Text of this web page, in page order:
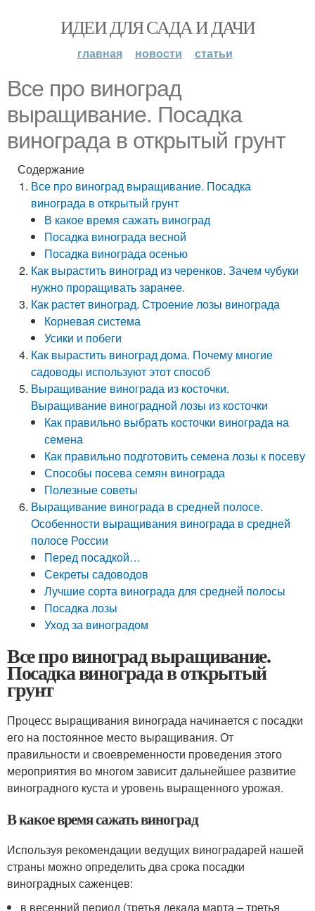
ИДЕИ ДЛЯ САДА И ДАЧИ
главная новости статьи
Все про виноград
выращивание. Посадка
винограда в открытый грунт
Содержание
Все про виноград выращивание. Посадка
винограда в открытый грунт
В какое время сажать виноград
Посадка винограда весной
Посадка винограда осенью
Как вырастить виноград из черенков. Зачем чубуки
нужно проращивать заранее.
Как растет виноград. Строение лозы винограда
Корневая система
Усики и побеги
Как вырастить виноград дома. Почему многие
садоводы используют этот способ
Выращивание винограда из косточки.
Выращивание виноградной лозы из косточки
Как правильно выбрать косточки винограда на
семена
Как правильно подготовить семена лозы к посеву
Способы посева семян винограда
Полезные советы
Выращивание винограда в средней полосе.
Особенности выращивания винограда в средней
полосе России
Перед посадкой…
Секреты садоводов
Лучшие сорта винограда для средней полосы
Посадка лозы
Уход за виноградом
Все про виноград выращивание.
Посадка винограда в открытый
грунт
Процесс выращивания винограда начинается с посадки
его на постоянное место выращивания. От
правильности и своевременности проведения этого
мероприятия во многом зависит дальнейшее развитие
виноградного куста и уровень выращенного урожая.
В какое время сажать виноград
Используя рекомендации ведущих виноградарей нашей
страны можно определить два срока посадки
виноградных саженцев:
в весенний период (третья декада марта – третья